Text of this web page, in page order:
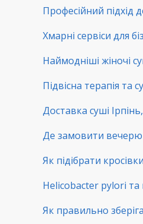
Професійний підхід
Хмарні сервіси для
Наймодніші жіночі
Підвісна терапія та
Доставка суші
Де замовити вечерю
Як підібрати
Helicobacter pylori та
Як правильно